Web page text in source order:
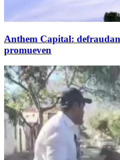
Anthem Capital:
promueven